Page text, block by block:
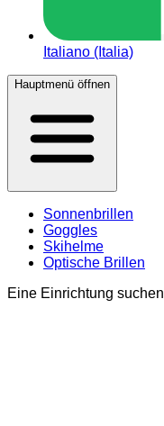
Italiano (Italia)
Hauptmenü öffnen
Sonnenbrillen
Goggles
Skihelme
Optische Brillen
Eine Einrichtung suchen